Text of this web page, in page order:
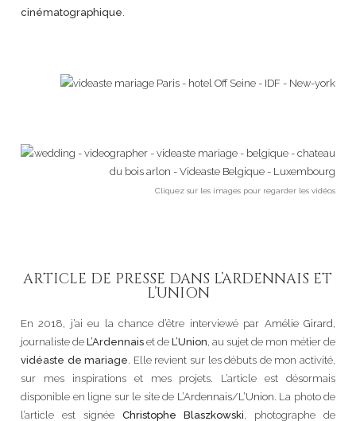
cinématographique.
Cliquez sur les images pour regarder les vidéos
ARTICLE DE PRESSE DANS L’ARDENNAIS ET
L’UNION
En 2018, j’ai eu la chance d’être interviewé par Amélie Girard,
journaliste de L’Ardennais et de L’Union, au sujet de mon métier de
vidéaste de mariage. Elle revient sur les débuts de mon activité,
sur mes inspirations et mes projets. L’article est désormais
disponible en ligne sur le site de L’Ardennais/L’Union. La photo de
l’article est signée Christophe Blaszkowski, photographe de